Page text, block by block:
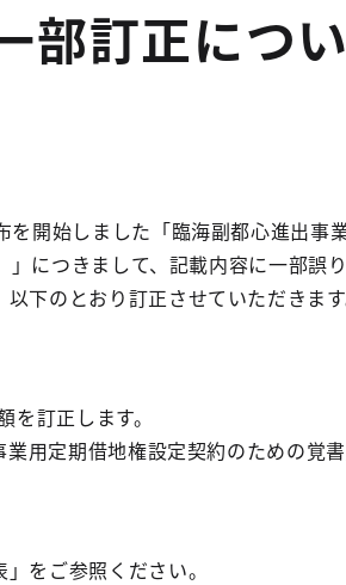
部訂正につ
開始しました「臨海副都心進出
につきまして、記載内容に一部誤り
下のとおり訂正させていただきます
を訂正します。
業用定期借地権設定契約のための
をご参照ください。